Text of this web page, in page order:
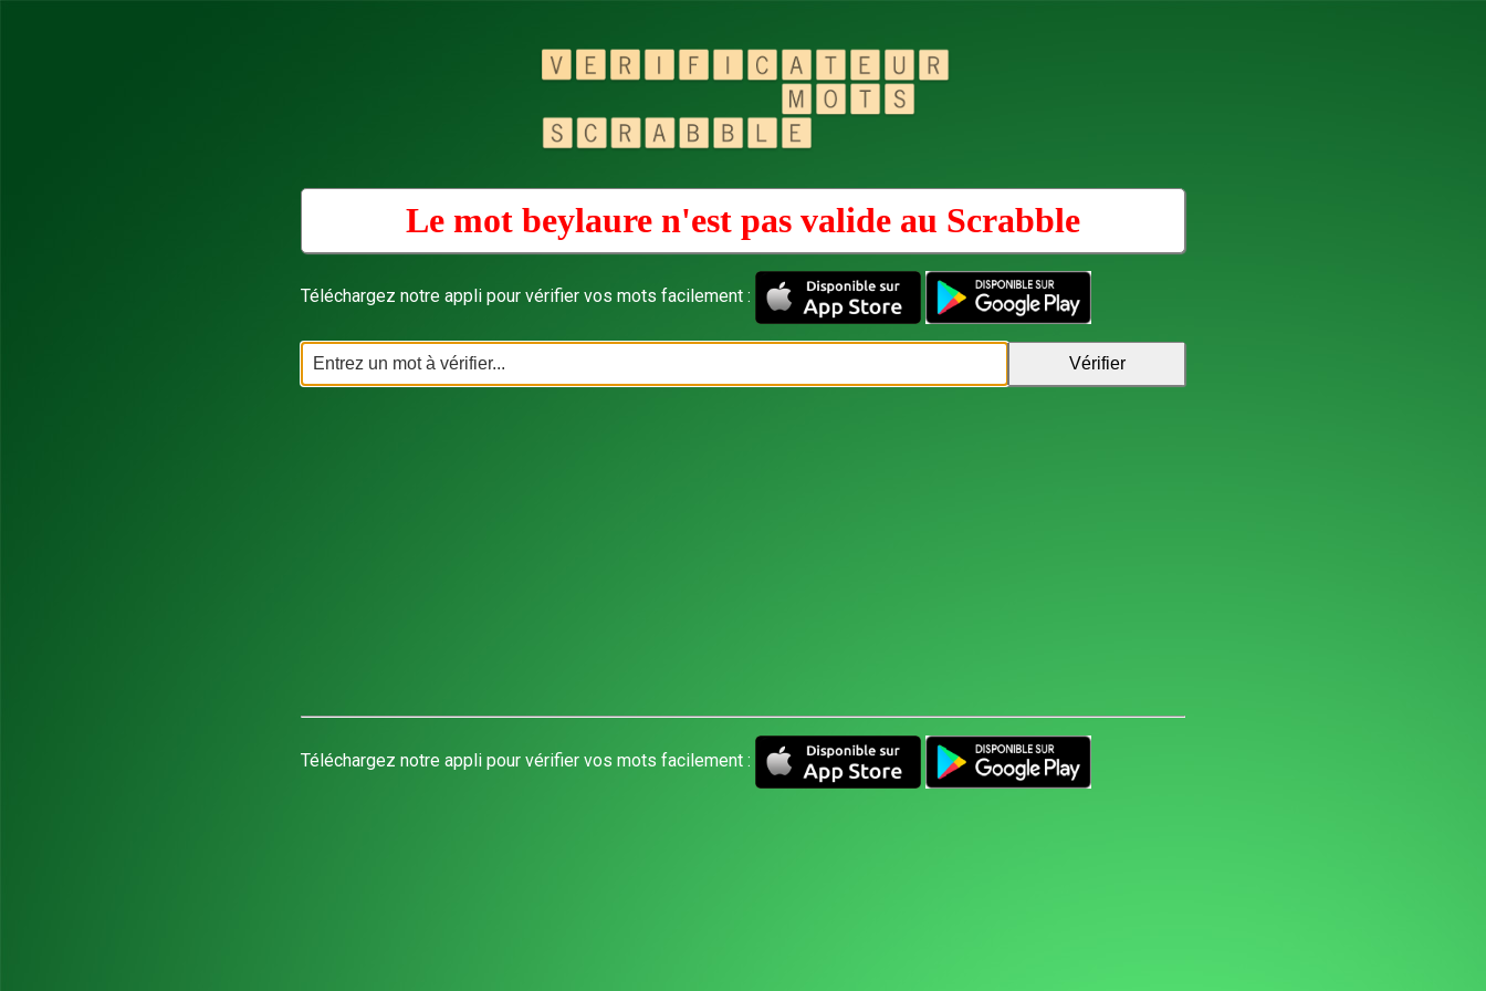
Le mot beylaure n'est pas valide au Scrabble
Téléchargez notre appli pour vérifier vos mots facilement :
Téléchargez notre appli pour vérifier vos mots facilement :